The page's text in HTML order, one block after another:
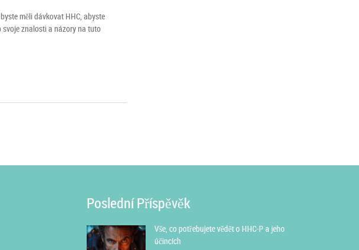
měli dávkovat HHC, abyste
znalosti a názory na tuto
Poslední Příspěvěk
Vše, co potřebujete vědět o HHC-P a jeho
účincích